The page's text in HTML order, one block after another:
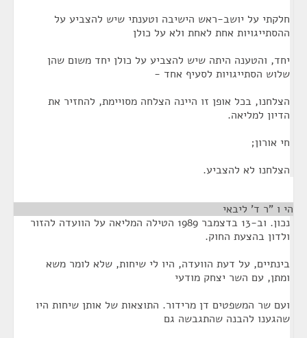
חלקתי על יושב-ראש הישיבה וטענתי שיש להצביע על
ההסתייגויות אחת לאחת ולא על כולן
יחד, והטענה היתה שיש להצביע על כולן יחד משום שהן
שלוש הסתייגויות לסעיף אחד -
הצלחנו, בכל אופן זו היינה הצלחה מסויימת, להחזיר את
הדיון למליאה.
חי אורון;
הצלחנו לא להצביע.
הי ו "ר ד' ליבאי
נכון. וב-13 בדצמבר 1989 הטילה המליאה על הוועדה להזור
ולדון בהצעת החוק.
בינתיים, על דעת הוועדה, היו לי שיחות, שלא לומר משא
ומתן, עם השר יצחק מודעי
ועם שר המשפטים דן מרידור. התוצאות של אותן שיחות היו
שהגענו להבנה שהתגבשה גם